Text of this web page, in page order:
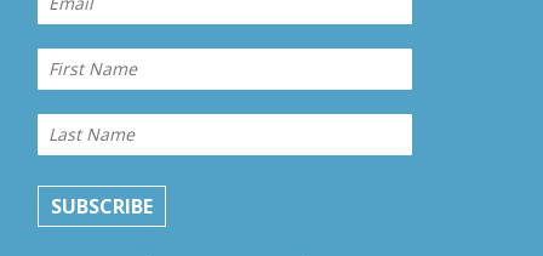
SUBSCRIBE